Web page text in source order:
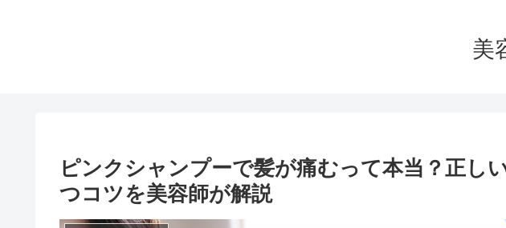
美
ピンクシャンプーで髪が痛むって本当？正し
つコツを美容師が解説